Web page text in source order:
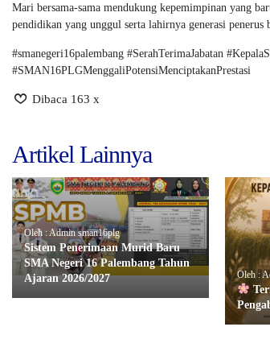
Mari bersama-sama mendukung kepemimpinan yang
pendidikan yang unggul serta lahirnya generasi penerus
#smanegeri16palembang #SerahTerimaJabatan
#SMAN16PLGMenggaliPotensiMenciptakanPrestasi
Dibaca 163 x
Artikel Lainnya
Oleh : Admin sman16plg
Sistem Penerimaan Murid Baru
SMA Negeri 16 Palembang Tahun
Ajaran 2026/2027
Oleh :